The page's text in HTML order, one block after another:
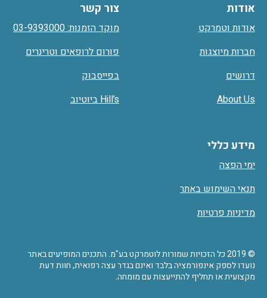
אודות
אודות וטמרקט
חברות מיוצגות
דרושים
About Us
מידע כללי
ימי הפצה
תנאי השימוש באתר
מדיניות פרטיות
צור קשר
מוקד הזמנות: 03-9393000
פורום לרופאים וטרינרים
בפייסבוק
Hill’s ביוטיוב
© 2019 כל הזכויות שמורות לוטמרקט בע"מ. התכנים המופיעים באתר
נועדו לספק אינפורמציה בלבד ואינם בגדר עצה רפואית, חוות דעת
מקצועית או תחליף להתייעצות עם מומחה.